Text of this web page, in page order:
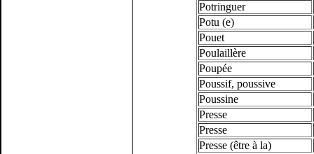
Potringuer
Potu (e)
Pouet
Poulaillère
Poupée
Poussif, poussive
Poussine
Presse
Presse
Presse (être à la)